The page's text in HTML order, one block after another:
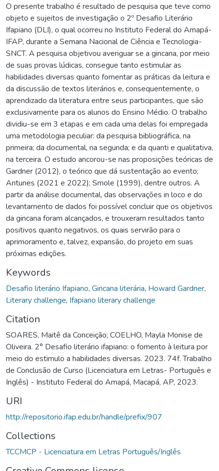
O presente trabalho é resultado de pesquisa que teve como
objeto e sujeitos de investigação o 2º Desafio Literário
Ifapiano (DLI), o qual ocorreu no Instituto Federal do Amapá-
IFAP, durante a Semana Nacional de Ciência e Tecnologia-
SNCT. A pesquisa objetivou averiguar se a gincana, por meio
de suas provas lúdicas, consegue tanto estimular as
habilidades diversas quanto fomentar as práticas da leitura e
da discussão de textos literários e, consequentemente, o
aprendizado da literatura entre seus participantes, que são
exclusivamente para os alunos do Ensino Médio. O trabalho
dividiu-se em 3 etapas e em cada uma delas foi empregada
uma metodologia peculiar: da pesquisa bibliográfica, na
primeira; da documental, na segunda; e da quanti e qualitativa,
na terceira. O estudo ancorou-se nas proposições teóricas de
Gardner (2012), o teórico que dá sustentação ao evento;
Antunes (2021 e 2022); Smole (1999), dentre outros. A
partir da análise documental, das observações in loco e do
levantamento de dados foi possível concluir que os objetivos
da gincana foram alcançados, e trouxeram resultados tanto
positivos quanto negativos, os quais servirão para o
aprimoramento e, talvez, expansão, do projeto em suas
próximas edições.
Keywords
Desafio literário Ifapiano, Gincana literária, Howard Gardner,
Literary challenge, Ifapiano literary challenge
Citation
SOARES, Maitê da Conceição; COELHO, Mayla Monise de
Oliveira. 2° Desafio literário ifapiano: o fomento à leitura por
meio do estimulo a habilidades diversas. 2023. 74f. Trabalho
de Conclusão de Curso (Licenciatura em Letras- Português e
Inglês) - Instituto Federal do Amapá, Macapá, AP, 2023.
URI
http://repositorio.ifap.edu.br/handle/prefix/907
Collections
TCCMCP - Licenciatura em Letras Português/Inglês